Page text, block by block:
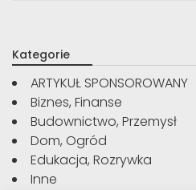
Kategorie
ARTYKUŁ SPONSOROWANY
Biznes, Finanse
Budownictwo, Przemysł
Dom, Ogród
Edukacja, Rozrywka
Inne